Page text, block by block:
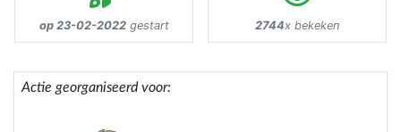
op 23-02-2022gestart 2744x bekeken
Actie georganiseerd voor: